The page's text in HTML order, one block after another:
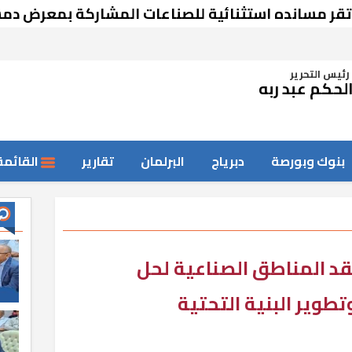
استثنائية للصناعات المشاركة بمعرض دمشق
رئيس التحريرعبد ربه
بنوك وبورصة دبرياج البرلمان تقارير
يتفقد المناطق الصناعية لحل
البنية التحتية